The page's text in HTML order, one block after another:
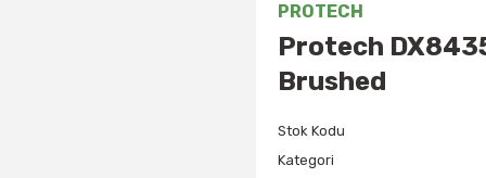
PROTECH
Protech
Brushed
Stok Kodu
Kategori